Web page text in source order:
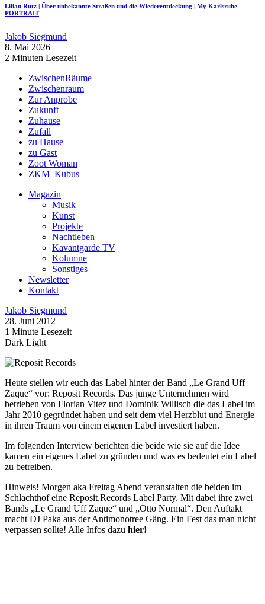
Lilian Rutz | Über unbekannte Straßen und die Wiederentdeckung | My Karlsruhe
PORTRAIT
Jakob Siegmund
8. Mai 2026
2 Minuten Lesezeit
ZwischenRäume
Zwischenraum
Zur Anprobe
Zukunft
Zuhause
Zufall
zu Hause
zu Gast
Zoot Woman
ZKM_Kubus
Magazin
Musik
Kunst
Projekte
Nachtleben
Kavantgarde TV
Kolumne
Sonstiges
Newsletter
Kontakt
Jakob Siegmund
28. Juni 2012
1 Minute Lesezeit
Dark Light
Heute stellen wir euch das Label hinter der Band „Le Grand Uff
Zaque“ vor: Reposit Records. Das junge Unternehmen wird
betrieben von Florian Vitez und Dominik Willisch die das Label im
Jahr 2010 gegründet haben und seit dem viel Herzblut und Energie
in ihren Traum von einem eigenen Label investiert haben.
Im folgenden Interview berichten die beide wie sie auf die Idee
kamen ein eigenes Label zu gründen und was es bedeutet ein Label
zu betreiben.
Hinweis! Morgen aka Freitag Abend veranstalten die beiden im
Schlachthof eine Reposit.Records Label Party. Mit dabei ihre zwei
Bands „Le Grand Uff Zaque“ und „Otto Normal“. Den Auftakt
macht DJ Paka aus der Antimonotree Gäng. Ein Fest das man nicht
verpassen sollte! Alle Infos dazu hier!